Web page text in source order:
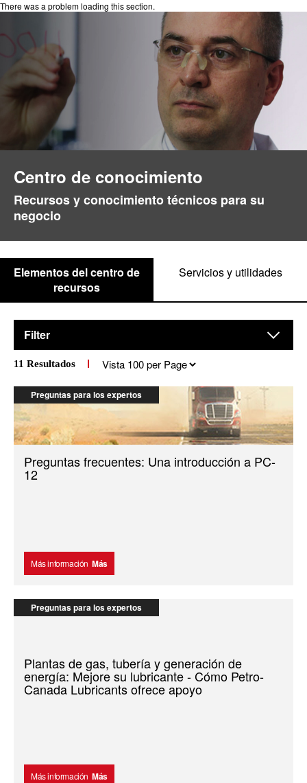
There was a problem loading this section.
Centro de conocimiento
Recursos y conocimiento técnicos para su
negocio
Elementos del centro de
recursos
Servicios y utilidades
Filter
11 Resultados
per
Preguntas para los expertos
Preguntas frecuentes: Una introducción a PC-
12
Más información Más
Preguntas para los expertos
Plantas de gas, tubería y generación de
energía: Mejore su lubricante - Cómo Petro-
Canada Lubricants ofrece apoyo
Más información Más